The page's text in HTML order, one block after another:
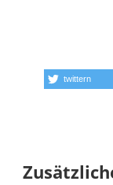
twittern